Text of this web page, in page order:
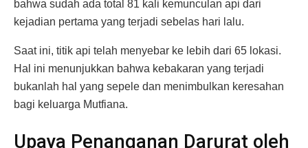
bahwa sudah ada total 81 kali kemunculan api dari
kejadian pertama yang terjadi sebelas hari lalu.
Saat ini, titik api telah menyebar ke lebih dari 65 lokasi.
Hal ini menunjukkan bahwa kebakaran yang terjadi
bukanlah hal yang sepele dan menimbulkan keresahan
bagi keluarga Mutfiana.
Upaya Penanganan Darurat oleh